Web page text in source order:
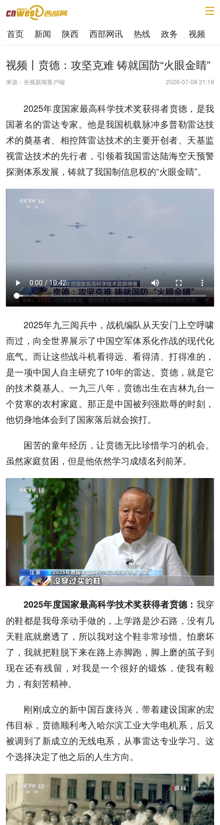
首页 新闻 陕西 西部网讯 热线 政务 视频
视频丨贲德：攻坚克难 铸就国防“火眼金睛”
来源：央视新闻客户端 2026-07-08 21:19
2025年度国家最高科学技术奖获得者贲德，是我
国著名的雷达专家。他是我国机载脉冲多普勒雷达技
术的奠基者、相控阵雷达技术的主要开创者、天基监
视雷达技术的先行者，引领着我国雷达陆海空天预警
探测体系发展，铸就了我国制信息权的“火眼金睛”。
2025年九三阅兵中，战机编队从天安门上空呼啸
而过，向全世界展示了中国空军体系化作战的现代化
底气。而让这些战斗机看得远、看得清、打得准的，
是一项中国人自主研究了10年的雷达。贲德，就是它
的技术奠基人。一九三八年，贲德出生在吉林九台一
个贫寒的农村家庭。那正是中国被列强欺辱的时刻，
他切身地体会到了国家落后就会挨打。
困苦的童年经历，让贲德无比珍惜学习的机会。
虽然家庭贫困，但是他依然学习成绩名列前茅。
2025年度国家最高科学技术奖获得者贲德： 我穿
的鞋都是我母亲动手做的，上学路是沙石路，没有几
天鞋底就磨透了，所以我对这个鞋非常珍惜。怕磨坏
了，我就把鞋脱下来在路上赤脚跑，脚上磨的茧子到
现在还有残留，对我是一个很好的锻炼，使我有毅
力，有刻苦精神。
刚刚成立的新中国百废待兴，带着建设国家的宏
伟目标，贲德顺利考入哈尔滨工业大学电机系，后又
被调到了新成立的无线电系，从事雷达专业学习。这
个选择决定了他之后的人生方向。